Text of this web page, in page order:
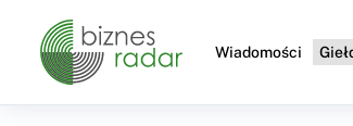
Wiadomości